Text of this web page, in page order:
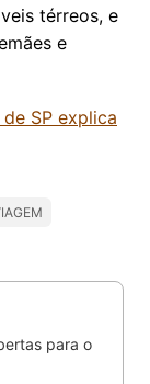
térreos, e
e
SP explica
para o